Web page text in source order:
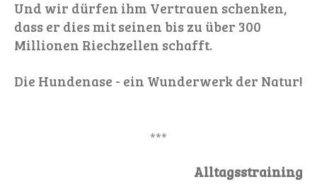
Und wir dürfen ihm Vertrauen schenken,
dass er dies mit seinen bis zu über 300
Millionen Riechzellen schafft.
Die Hundenase - ein Wunderwerk der Natur!
***
Alltagsstraining